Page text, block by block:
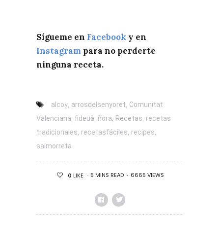
Sígueme en Facebook y en
Instagram para no perderte
ninguna receta.
alcoy arrosdelsenyoret Comunitat
Valenciana fideuà ñora Recetas recetas
tradicionales recetasfáciles recipes
salmorreta
0 LIKE 5 MINS READ 6665 VIEWS